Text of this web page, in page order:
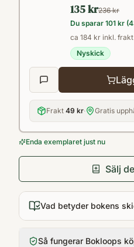
att återförenas? Och
135 kr236 kr
Du sparar 101 kr (
ca 184 kr inkl. frakt
Nyskick
Frakt 49 kr· Gratis
Enda exemplaret just nu
Sälj
Vad betyder bokens
Så fungerar Bokloops